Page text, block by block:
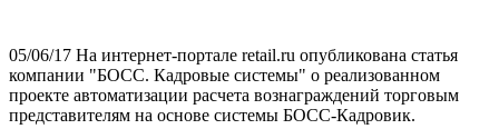
05/06/17 На интернет-портале retail.ru опубликована статья
компании "БОСС. Кадровые системы" о реализованном
проекте автоматизации расчета вознаграждений торговым
представителям на основе системы БОСС-Кадровик.